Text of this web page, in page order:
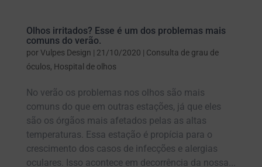
Olhos irritados? Esse é um dos problemas mais
comuns do verão.
porVulpes Design | 21/10/2020 | Consulta de grau de
óculos, Hospital de olhos
No verão os problemas nos olhos são mais
comuns do que em outras estações, já que eles
são os órgãos mais afetados pelas as altas
temperaturas. Essa estação é propícia para o
crescimento dos casos de infecções e alergias
oculares. Isso acontece em decorrência da nossa...